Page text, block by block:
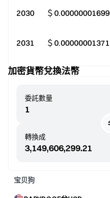
2030 ＄0.00000001699
2031 ＄0.00000001371
加密貨幣兌換法幣
轉換成
委託數量
宝贝狗